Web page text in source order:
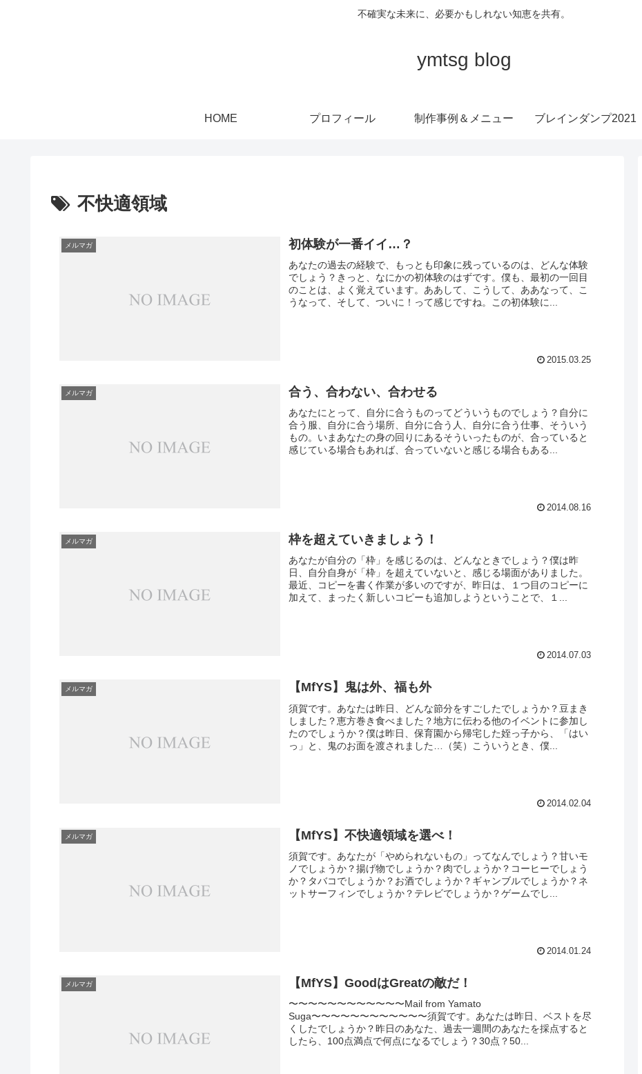
不確実な未来に、必要かもしれない知恵を共有。
ymtsg blog
HOME プロフィール 制作事例＆メニュー ブレインダンプ2021
不快適領域
メルマガ 初体験が一番イイ…？
あなたの過去の経験で、もっとも印象に残っているのは、どんな体験
でしょう？きっと、なにかの初体験のはずです。僕も、最初の一回目
のことは、よく覚えています。ああして、こうして、ああなって、こ
うなって、そして、ついに！って感じですね。この初体験に...
2015.03.25
メルマガ 合う、合わない、合わせる
あなたにとって、自分に合うものってどういうものでしょう？自分に
合う服、自分に合う場所、自分に合う人、自分に合う仕事、そういう
もの。いまあなたの身の回りにあるそういったものが、合っていると
感じている場合もあれば、合っていないと感じる場合もある...
2014.08.16
メルマガ 枠を超えていきましょう！
あなたが自分の「枠」を感じるのは、どんなときでしょう？僕は昨
日、自分自身が「枠」を超えていないと、感じる場面がありました。
最近、コピーを書く作業が多いのですが、昨日は、１つ目のコピーに
加えて、まったく新しいコピーも追加しようということで、１...
2014.07.03
メルマガ 【MfYS】鬼は外、福も外
須賀です。あなたは昨日、どんな節分をすごしたでしょうか？豆まき
しました？恵方巻き食べました？地方に伝わる他のイベントに参加し
たのでしょうか？僕は昨日、保育園から帰宅した姪っ子から、「はい
っ」と、鬼のお面を渡されました…（笑）こういうとき、僕...
2014.02.04
メルマガ 【MfYS】不快適領域を選べ！
須賀です。あなたが「やめられないもの」ってなんでしょう？甘いモ
ノでしょうか？揚げ物でしょうか？肉でしょうか？コーヒーでしょう
か？タバコでしょうか？お酒でしょうか？ギャンブルでしょうか？ネ
ットサーフィンでしょうか？テレビでしょうか？ゲームでし...
2014.01.24
メルマガ 【MfYS】GoodはGreatの敵だ！
〜〜〜〜〜〜〜〜〜〜〜〜Mail from Yamato
Suga〜〜〜〜〜〜〜〜〜〜〜〜須賀です。あなたは昨日、ベストを尽
くしたでしょうか？昨日のあなた、過去一週間のあなたを採点すると
したら、100点満点で何点になるでしょう？30点？50...